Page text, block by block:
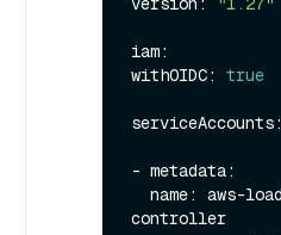
iam:
withOIDC: true
serviceAccounts:
- metadata:
controller